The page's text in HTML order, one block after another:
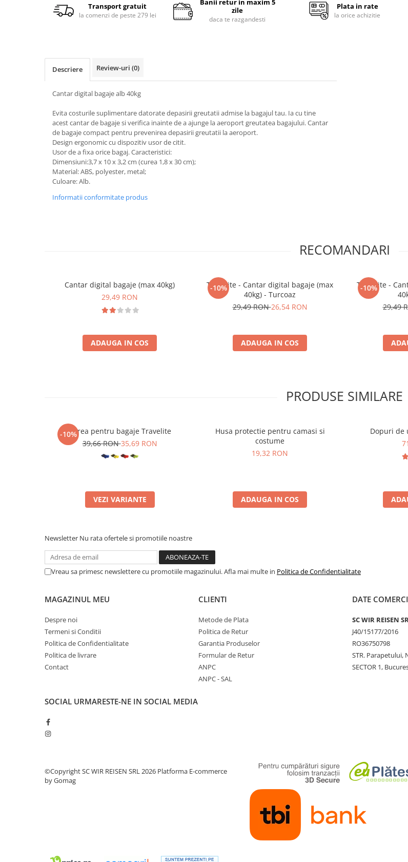
Transport gratuit
la comenzi de peste 279 lei
Banii retur in maxim 5
zile
daca te razgandesti
Plata in rate
la orice achizitie
Descriere Review-uri (0)
Cantar digital bagaje alb 40kg
Evita costurile suplimentare datorate depasirii greutatii admise la bagajul tau. Ia cu tine
acest cantar de bagaje si verifica inainte de a ajunge la aeroport greutatea bagajului. Cantar
de bagaje compact pentru prevenirea depasirii greutatii la aeroport.
Design ergonomic cu dispozitiv usor de citit.
Usor de a fixa orice bagaj. Caracteristici:
Dimensiuni:3,7 x 10 x 3,2 cm (curea 1,8 x 30 cm);
Material: ABS, polyester, metal;
Culoare: Alb.
Informatii conformitate produs
RECOMANDARI
Cantar digital bagaje (max 40kg)
29,49 RON
ADAUGA IN COS
-10%
Travelite - Cantar digital bagaje (max
40kg) - Turcoaz
29,49 RON26,54 RON
ADAUGA IN COS
-10%
Travelite -
29,49
PRODUSE SIMILARE
-10%Curea pentru bagaje Travelite
39,66 RON35,69 RON
VEZI VARIANTE
Husa protectie pentru camasi si
costume
19,32 RON
ADAUGA IN COS
Dopuri de
Newsletter Nu rata ofertele si promotiile noastre
Vreau sa primesc newslettere cu promotiile magazinului. Afla mai multe in Politica de Confidentialitate
MAGAZINUL MEU
Despre noi
Termeni si Conditii
Politica de Confidentialitate
Politica de livrare
Contact
CLIENTI
Metode de Plata
Politica de Retur
Garantia Produselor
Formular de Retur
ANPC
ANPC - SAL
DATE
SC WIR REISEN
J40/15177/2016
RO36750798
STR. Parapetului,
SECTOR 1,
SOCIAL URMARESTE-NE IN SOCIAL MEDIA
©Copyright SC WIR REISEN SRL 2026 Platforma E-commerce
by Gomag